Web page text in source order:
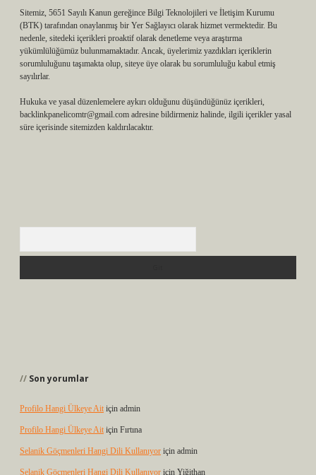
Sitemiz, 5651 Sayılı Kanun gereğince Bilgi Teknolojileri ve İletişim Kurumu
(BTK) tarafından onaylanmış bir Yer Sağlayıcı olarak hizmet vermektedir. Bu
nedenle, sitedeki içerikleri proaktif olarak denetleme veya araştırma
yükümlülüğümüz bulunmamaktadır. Ancak, üyelerimiz yazdıkları içeriklerin
sorumluluğunu taşımakta olup, siteye üye olarak bu sorumluluğu kabul etmiş
sayılırlar.
Hukuka ve yasal düzenlemelere aykırı olduğunu düşündüğünüz içerikleri,
backlinkpanelicomtr@gmail.com adresine bildirmeniz halinde, ilgili içerikler yasal
süre içerisinde sitemizden kaldırılacaktır.
Son yorumlar
Profilo Hangi Ülkeye Ait için admin
Profilo Hangi Ülkeye Ait için Fırtına
Selanik Göçmenleri Hangi Dili Kullanıyor için admin
Selanik Göçmenleri Hangi Dili Kullanıyor için Yiğithan